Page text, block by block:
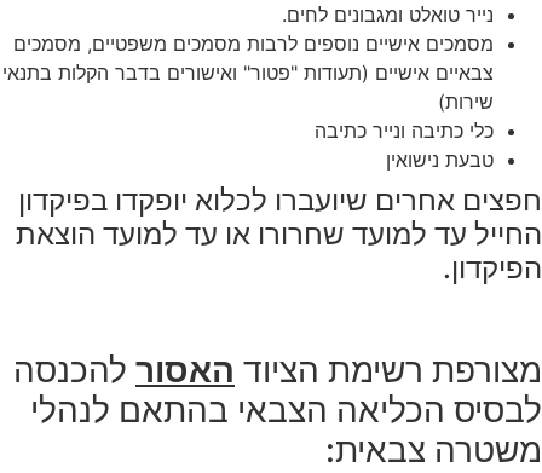
נייר טואלט ומגבונים לחים.
מסמכים אישיים נוספים לרבות מסמכים משפטיים, מסמכים
צבאיים אישיים (תעודות "פטור" ואישורים בדבר הקלות בתנאי
שירות)
כלי כתיבה ונייר כתיבה
טבעת נישואין
חפצים אחרים שיועברו לכלוא יופקדו בפיקדון
החייל עד למועד שחרורו או עד למועד הוצאת
הפיקדון.
מצורפת רשימת הציוד האסור להכנסה
לבסיס הכליאה הצבאי בהתאם לנהלי
משטרה צבאית: